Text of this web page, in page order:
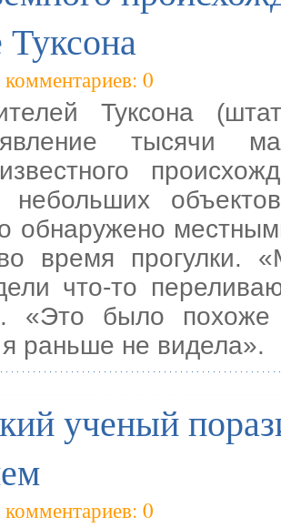
0
Туксона
тысячи
небольших
обнаружено
время прогулки.
что-то
«Это было
я раньше не видела».
ученый
0